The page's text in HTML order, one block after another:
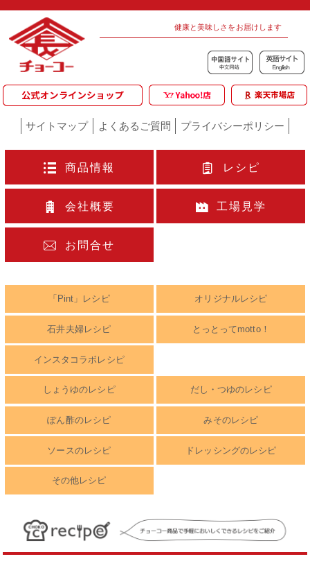
健康と美味しさをお届けします
サイトマップ よくあるご質問 プライバシーポリシー
商品情報 レシピ
会社概要 工場見学
お問合せ
「Pint」レシピ オリジナルレシピ
石井夫婦レシピ とっとってmotto！
インスタコラボレシピ
しょうゆのレシピ だし・つゆのレシピ
ぽん酢のレシピ みそのレシピ
ソースのレシピ ドレッシングのレシピ
その他レシピ